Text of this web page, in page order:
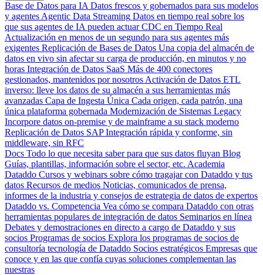
Base de Datos para IA Datos frescos y gobernados para sus modelos
y agentes Agentic Data Streaming Datos en tiempo real sobre los
que sus agentes de IA pueden actuar CDC en Tiempo Real
Actualización en menos de un segundo para sus agentes más
exigentes Replicación de Bases de Datos Una copia del almacén de
datos en vivo sin afectar su carga de producción, en minutos y no
horas Integración de Datos SaaS Más de 400 conectores
gestionados, mantenidos por nosotros Activación de Datos ETL
inverso: lleve los datos de su almacén a sus herramientas más
avanzadas Capa de Ingesta Única Cada origen, cada patrón, una
única plataforma gobernada Modernización de Sistemas Legacy
Incorpore datos on-premise y de mainframe a su stack moderno
Replicación de Datos SAP Integración rápida y conforme, sin
middleware, sin RFC
Docs Todo lo que necesita saber para que sus datos fluyan Blog
Guías, plantillas, información sobre el sector, etc. Academia
Dataddo Cursos y webinars sobre cómo tragajar con Dataddo y tus
datos Recursos de medios Noticias, comunicados de prensa,
informes de la industria y consejos de estrategia de datos de expertos
Dataddo vs. Competencia Vea cómo se compara Dataddo con otras
herramientas populares de integración de datos Seminarios en línea
Debates y demostraciones en directo a cargo de Dataddo y sus
socios Programas de socios Explora los programas de socios de
consultoría tecnología de Dataddo Socios estratégicos Empresas que
conoce y en las que confía cuyas soluciones complementan las
nuestras